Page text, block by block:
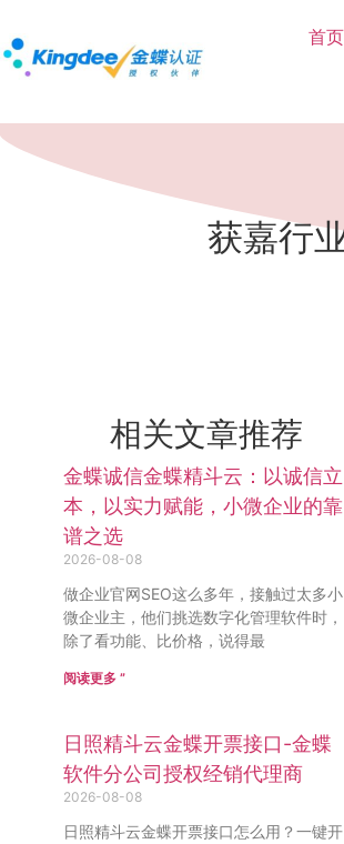
首页
获嘉行
相关文章推荐
金蝶诚信金蝶精斗云：以诚信立
本，以实力赋能，小微企业的靠
谱之选
2026-08-08
做企业官网SEO这么多年，接触过太多小
微企业主，他们挑选数字化管理软件时，
除了看功能、比价格，说得最
阅读更多 ”
日照精斗云金蝶开票接口-金蝶
软件分公司授权经销代理商
2026-08-08
日照精斗云金蝶开票接口怎么用？一键开